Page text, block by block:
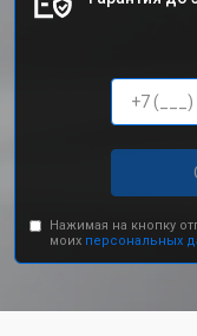
Нажимая на кнопку
моих персональных